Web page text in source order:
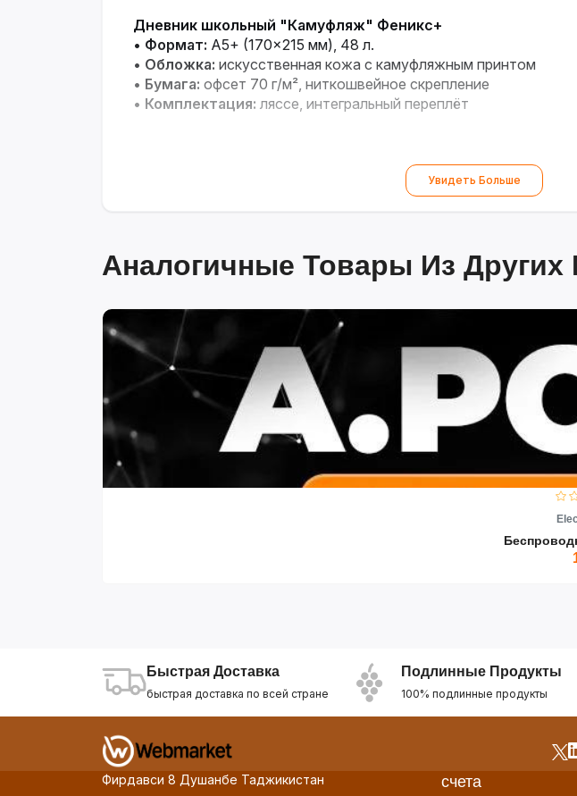
Дневник школьный "Камуфляж" Феникс+
• Формат: А5+ (170×215 мм), 48 л.
• Обложка: искусственная кожа с камуфляжным принтом
• Бумага: офсет 70 г/м², ниткошвейное скрепление
• Комплектация: ляссе, интегральный переплёт
Увидеть Больше
Аналогичные Товары Из Других
Быстрая Доставка
быстрая доставка по всей стране
Подлинные Продукты
100% подлинные продукты
Фирдавси 8 Душанбе Таджикистан
счета